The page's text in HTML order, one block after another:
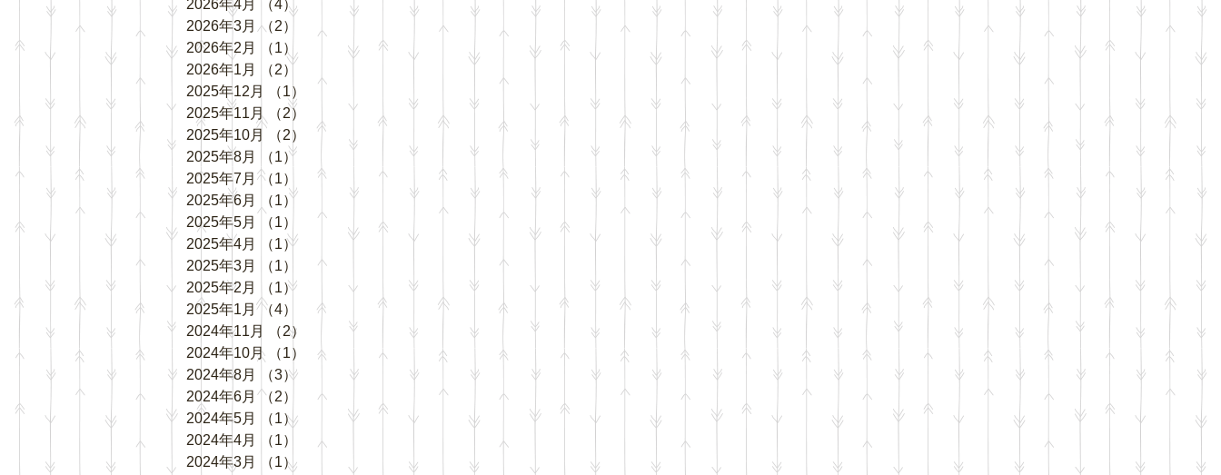
2026年4月
（4） 4件の記事
2026年3月 （2）
2026年2月
（1）
1件の記事
2026年1月
（2）
2025年12月
（1）
2025年11月
（2）
2件の記事
2025年10月
（2）
2件の記事
2025年8月
（1）
2025年7月 （1）
1件の記事
2025年6月
（1） 1件の記事
2025年5月
（1）
1件の記事
2025年4月
（1）1件の記事
2025年3月
（1）
1件の記事
2025年2月
（1） 1件の記事
2025年1月 （4）
4件の記事
2024年11月
（2）
2件の記事
2024年10月
（1）
1件の記事
2024年8月
（3）3件の記事
2024年6月 （2）
2件の記事
2024年5月
（1）1件の記事
2024年4月
（1）
1件の記事
2024年3月
（1）